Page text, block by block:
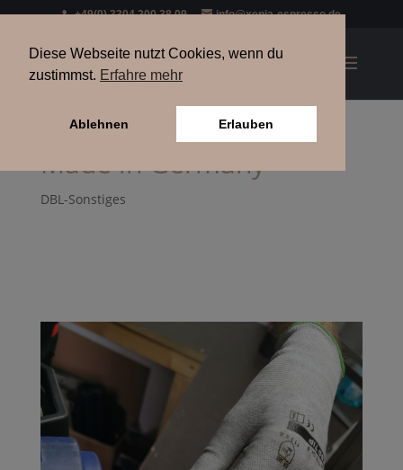
+49(0) 3304 200 38 09 info@xenia-espresso.de
Made in Germany
DBL-Sonstiges
Diese Webseite nutzt Cookies, wenn du
zustimmst. Erfahre mehr
Ablehnen Erlauben